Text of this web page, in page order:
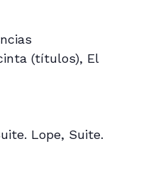
(títulos), El
Lope, Suite.